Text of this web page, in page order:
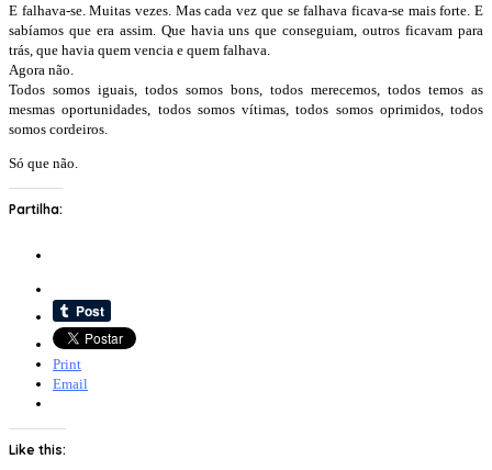
E falhava-se. Muitas vezes. Mas cada vez que se falhava ficava-se mais forte. E
sabíamos que era assim. Que havia uns que conseguiam, outros ficavam para
trás, que havia quem vencia e quem falhava.
Agora não.
Todos somos iguais, todos somos bons, todos merecemos, todos temos as
mesmas oportunidades, todos somos vítimas, todos somos oprimidos, todos
somos cordeiros.
Só que não.
Partilha:
Print
Email
Like this: